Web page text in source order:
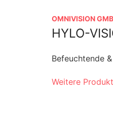
OMNIVISION
HYLO-
Befeuchtende
Weitere